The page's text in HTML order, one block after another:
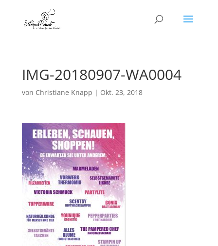
IMG-20180907-WA0004
von Christiane Knapp | Okt. 23, 2018